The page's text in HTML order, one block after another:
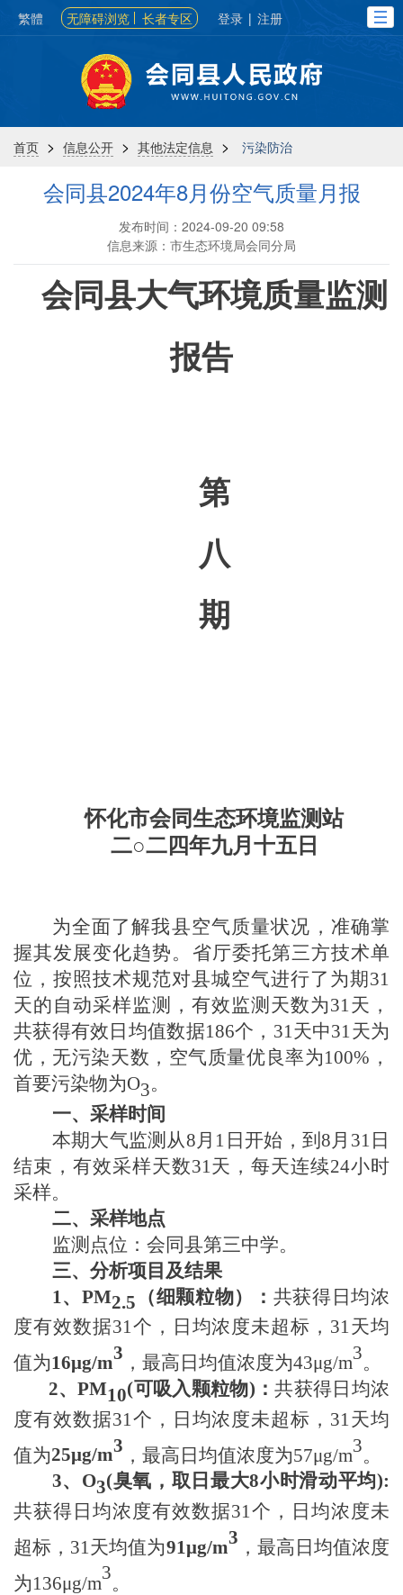
繁體 无障碍浏览 长者专区 登录 | 注册
首页 > 信息公开 > 其他法定信息 > 污染防治
会同县2024年8月份空气质量月报
发布时间：2024-09-20 09:58
信息来源：市生态环境局会同分局
会同县大气环境质量监测
报告
第
八
期
怀化市会同生态环境监测站
二○二四年九月 十五日
为全面了解我县空气质量状况，准确掌
握其发展变化趋势。省厅委托第三方技术单
位，按照技术规范对县城空气进行了为期31
天的自动采样监测，有效监测天数为31天 ，
共获得有效日均值数据186个， 31天中31天为
优， 无污染天数， 空气质量优良率为100%，
首要污染物为O3。
一、采样时间
本期大气监测从8月 1日开始，到8月 31 日
结束，有效采样天数31天 ，每天连续24小时
采样。
二、采样地点
监测点位：会同县第三中学。
三、分析项目及结果
1 、PM2.5 （细颗粒物） ： 共获得日均浓
度有效数据31个 ，日均浓度未超标 ， 31天均
值为16μg/m3 ，最高日均值浓度为43μg/m3。
2、PM10(可吸入颗粒物) ：共获得日均浓
度有效数据31个 ，日均浓度未超标， 31天均
值为25μg/m3 ，最高日均值浓度为57μg/m3。
3、 O3(臭氧 ， 取日最大8小时滑动平均):
共获得日均浓度有效数据31个 ，日均浓度未
超标， 31天均值为91μg/m3 ，最高日均值浓度
为136μg/m3。